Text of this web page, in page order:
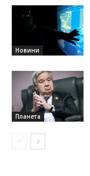
Новини
Планета